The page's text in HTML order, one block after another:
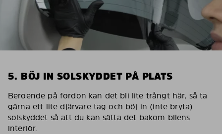
5. BÖJ IN SOLSKYDDET PÅ PLATS
Beroende på fordon kan det bli lite trångt här, så ta
gärna ett lite djärvare tag och böj in (inte bryta)
solskyddet så att du kan sätta det bakom bilens
interiör.